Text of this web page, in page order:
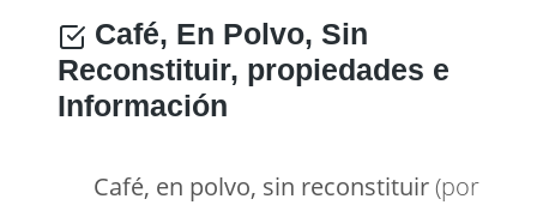
Café, En Polvo, Sin
Reconstituir, propiedades e
Información
Café, en polvo, sin reconstituir(por